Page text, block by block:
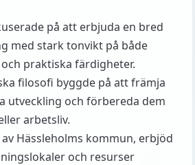
på att erbjuda en bred
med stark tonvikt på både
praktiska färdigheter.
filosofi byggde på att främja
utveckling och förbereda dem
arbetsliv.
Hässleholms kommun, erbjöd
och resurser